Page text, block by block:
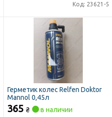
Код: 23621-5
Герметик колес Relfen Doktor
Mannol 0,45л
365 ₴ в наличии